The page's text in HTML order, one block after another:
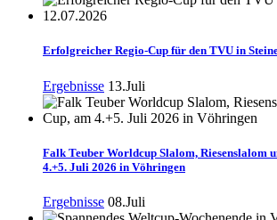
Erfolgreicher Regio-Cup für den TVU in
Ergebnisse 13.Juli
Falk Teuber Worldcup Slalom, Riesenslalom
4.+5. Juli 2026 in Vöhringen
Ergebnisse 08.Juli